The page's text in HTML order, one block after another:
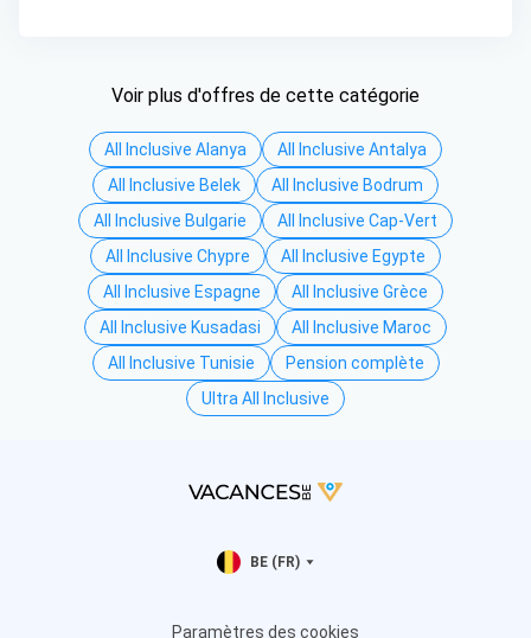
Voir plus d'offres de cette catégorie
All Inclusive Alanya
All Inclusive Antalya
All Inclusive Belek
All Inclusive Bodrum
All Inclusive Bulgarie
All Inclusive Cap-Vert
All Inclusive Chypre
All Inclusive Egypte
All Inclusive Espagne
All Inclusive Grèce
All Inclusive Kusadasi
All Inclusive Maroc
All Inclusive Tunisie
Pension complète
Ultra All Inclusive
BE (FR)
Paramètres des cookies